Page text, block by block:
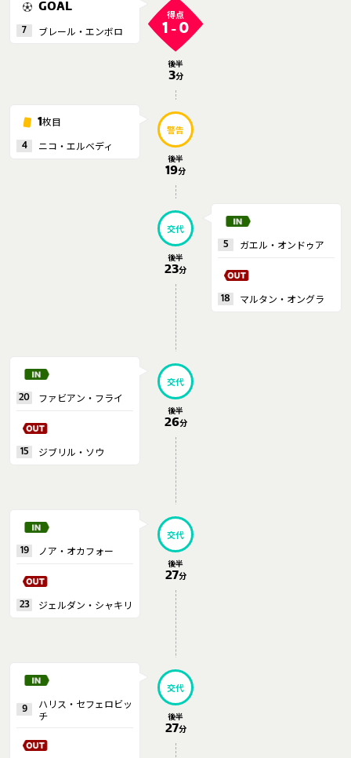
プライバシーポリシー
お問い合わせ
© AbemaTV. Inc. All Rights Reserved.
GOAL
7 ブレール・エンボロ
得点
1 - 0
後半
3分
1枚目
4 ニコ・エルベディ
警告
後半
19分
交代
後半
23分
5 ガエル・オンドゥア
18 マルタン・オングラ
20 ファビアン・フライ
15 ジブリル・ソウ
交代
後半
26分
19 ノア・オカフォー
23 ジェルダン・シャキリ
交代
後半
27分
9
ハリス・セフェロビッ
チ
交代
後半
27分